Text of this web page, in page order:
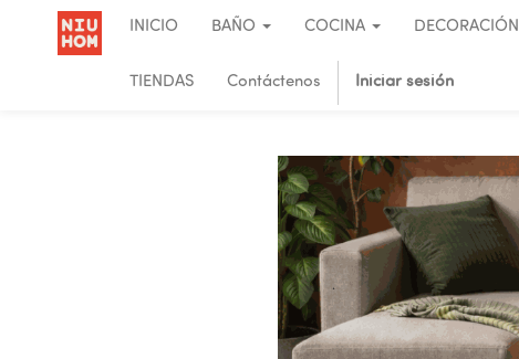
INICIO BAÑO COCINA DECORACIÓN
TIENDAS Contáctenos Iniciar sesión
.